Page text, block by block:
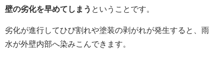
壁の劣化を早めてしまう ということです。
劣化が進行してひび割れや塗装の剥がれが発生すると、雨
水が外壁内部へ染みこんできます。